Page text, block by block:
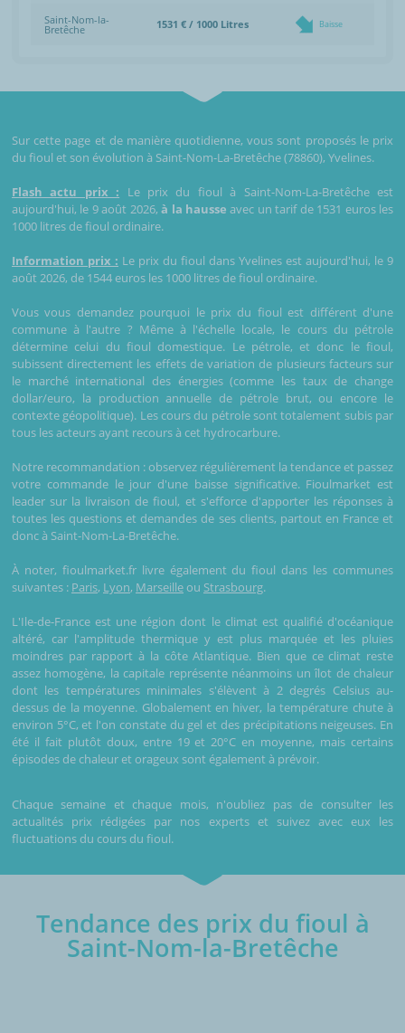
Saint-Nom-la-
Bretêche 1531 € / 1000 Litres Baisse
Sur cette page et de manière quotidienne, vous sont proposés le prix
du fioul et son évolution à Saint-Nom-La-Bretêche (78860), Yvelines.
Flash actu prix : Le prix du fioul à Saint-Nom-La-Bretêche est
aujourd'hui, le 9 août 2026,à la hausse avec un tarif de 1531 euros les
1000 litres de fioul ordinaire.
Information prix : Le prix du fioul dans Yvelines est aujourd'hui, le 9
août 2026, de 1544 euros les 1000 litres de fioul ordinaire.
Vous vous demandez pourquoi le prix du fioul est différent d'une
commune à l'autre ? Même à l'échelle locale, le cours du pétrole
détermine celui du fioul domestique. Le pétrole, et donc le fioul,
subissent directement les effets de variation de plusieurs facteurs sur
le marché international des énergies (comme les taux de change
dollar/euro, la production annuelle de pétrole brut, ou encore le
contexte géopolitique). Les cours du pétrole sont totalement subis par
tous les acteurs ayant recours à cet hydrocarbure.
Notre recommandation : observez régulièrement la tendance et passez
votre commande le jour d'une baisse significative. Fioulmarket est
leader sur la livraison de fioul, et s'efforce d'apporter les réponses à
toutes les questions et demandes de ses clients, partout en France et
donc à Saint-Nom-La-Bretêche.
À noter, fioulmarket.fr livre également du fioul dans les communes
suivantes : Paris, Lyon, Marseilleou Strasbourg.
L'Ile-de-France est une région dont le climat est qualifié d'océanique
altéré, car l'amplitude thermique y est plus marquée et les pluies
moindres par rapport à la côte Atlantique. Bien que ce climat reste
assez homogène, la capitale représente néanmoins un îlot de chaleur
dont les températures minimales s'élèvent à 2 degrés Celsius au-
dessus de la moyenne. Globalement en hiver, la température chute à
environ 5°C, et l'on constate du gel et des précipitations neigeuses. En
été il fait plutôt doux, entre 19 et 20°C en moyenne, mais certains
épisodes de chaleur et orageux sont également à prévoir.
Chaque semaine et chaque mois, n'oubliez pas de consulter les
actualités prix rédigées par nos experts et suivez avec eux les
fluctuations du cours du fioul.
Tendance des prix du fioul à
Saint-Nom-la-Bretêche